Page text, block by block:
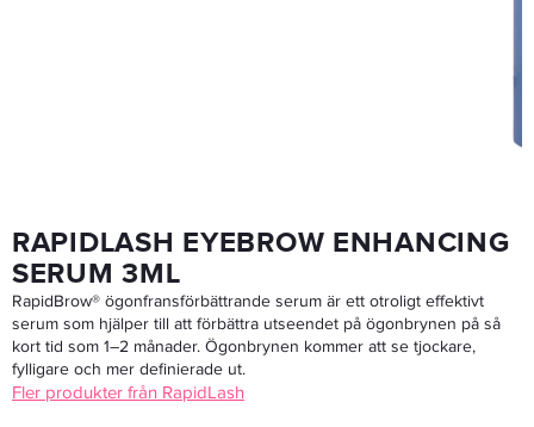
RAPIDLASH EYEBROW ENHANCING
SERUM 3ML
RapidBrow® ögonfransförbättrande serum är ett otroligt effektivt
serum som hjälper till att förbättra utseendet på ögonbrynen på så
kort tid som 1–2 månader. Ögonbrynen kommer att se tjockare,
fylligare och mer definierade ut.
Fler produkter från RapidLash